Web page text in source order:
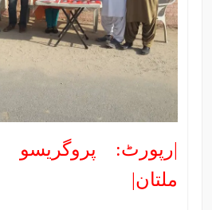
|رپورٹ: پروگریسو
ملتان|